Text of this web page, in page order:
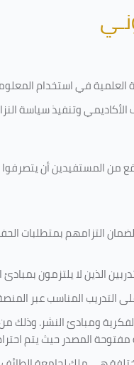
العلمية في استخدام
وتنفيذ سياسة
من المستفيدين أن
التزامهم بمتطلبات
الذين لا يلتزمون بمبادئ
التدريب المناسب عبر
ومبادئ النشر. وذلك
مفتوحة المصدر حيث يتم